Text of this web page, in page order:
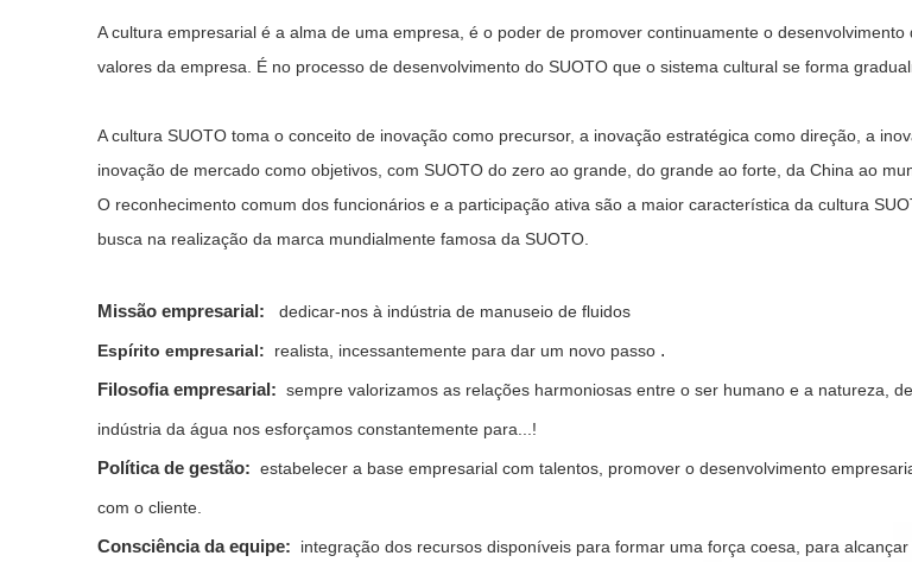
A cultura empresarial é a alma de uma empresa, é o poder de promover continuamente o
valores da empresa. É no processo de desenvolvimento do SUOTO que o sistema cultural se forma
A cultura SUOTO toma o conceito de inovação como precursor, a inovação estratégica como direção, a
inovação de mercado como objetivos, com SUOTO do zero ao grande, do grande ao forte, da China ao
O reconhecimento comum dos funcionários e a participação ativa são a maior característica da cultura
busca na realização da marca mundialmente famosa da SUOTO.
Missão empresarial: dedicar-nos à indústria de manuseio de fluidos
Espírito empresarial: realista, incessantemente para dar um novo passo .
Filosofia empresarial: sempre valorizamos as relações harmoniosas entre o ser humano e a natureza,
indústria da água nos esforçamos constantemente para...!
Política de gestão: estabelecer a base empresarial com talentos, promover o desenvolvimento
com o cliente.
Consciência da equipe: integração dos recursos disponíveis para formar uma força coesa, para alcançar